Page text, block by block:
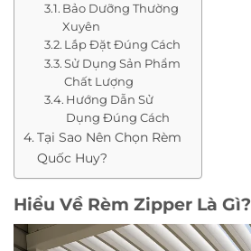
Bảo Dưỡng Thường
Xuyên
Lắp Đặt Đúng Cách
Sử Dụng Sản Phẩm
Chất Lượng
Hướng Dẫn Sử
Dụng Đúng Cách
Tại Sao Nên Chọn Rèm
Quốc Huy?
Hiểu Về Rèm Zipper Là Gì?